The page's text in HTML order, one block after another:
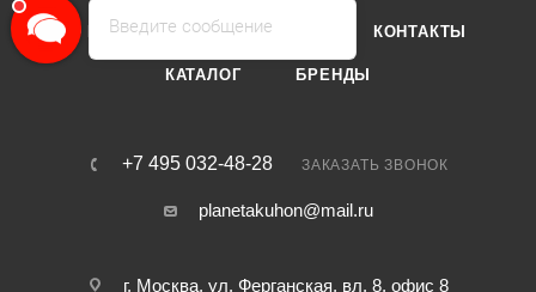
О КОМПАНИИ ОТЗЫВЫ КОНТАКТЫ
КАТАЛОГ БРЕНДЫ
+7 495 032-48-28 ЗАКАЗАТЬ ЗВОНОК
planetakuhon@mail.ru
г. Москва, ул. Ферганская, вл. 8, офис 8
Введите сообщение